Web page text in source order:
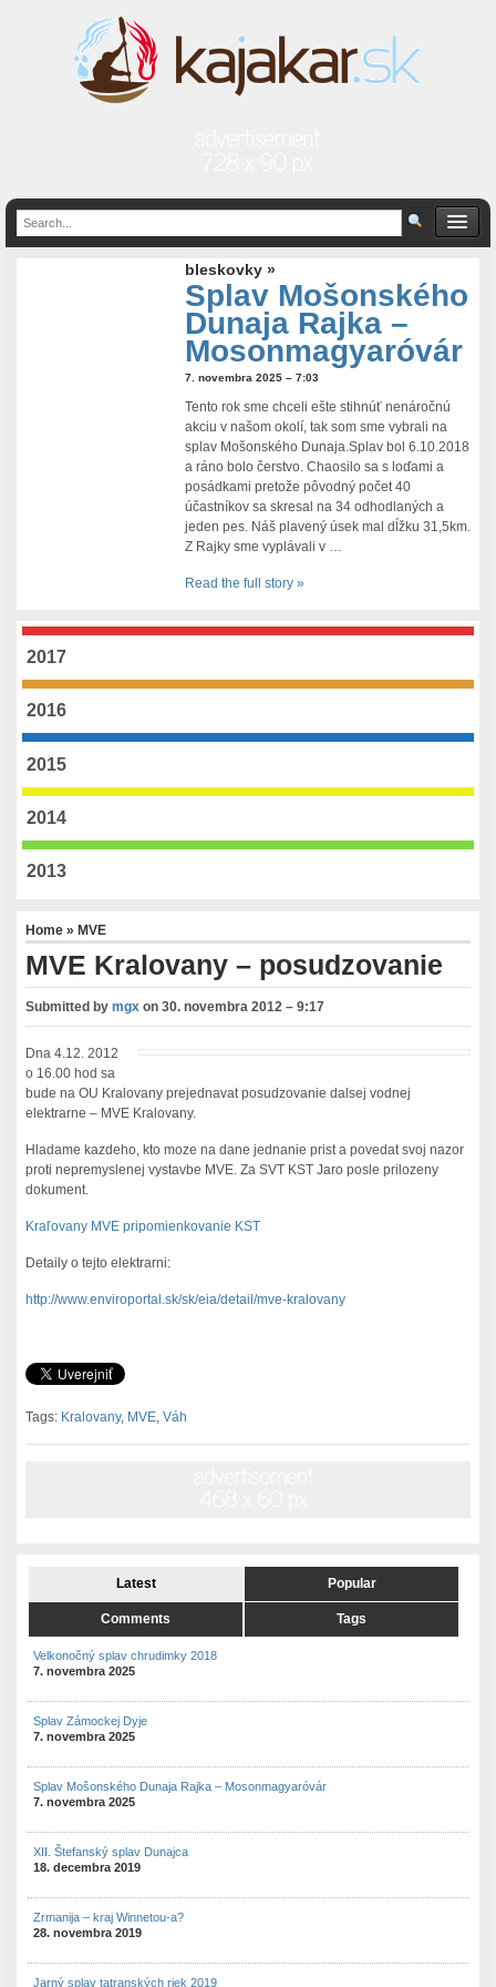
bleskovky »
Splav Mošonského
Dunaja Rajka –
Mosonmagyaróvár
7. novembra 2025 – 7:03
Tento rok sme chceli ešte stihnúť nenáročnú
akciu v našom okolí, tak som sme vybrali na
splav Mošonského Dunaja.Splav bol 6.10.2018
a ráno bolo čerstvo. Chaosilo sa s loďami a
posádkami pretože pôvodný počet 40
účastníkov sa skresal na 34 odhodlaných a
jeden pes. Náš plavený úsek mal dĺžku 31,5km.
Z Rajky sme vyplávali v …
Read the full story »
2017
2016
2015
2014
2013
Home» MVE
MVE Kralovany – posudzovanie
Submitted bymgx on30. novembra 2012 – 9:17
Dna 4.12. 2012
o 16.00 hod sa
bude na OU Kralovany prejednavat posudzovanie dalsej vodnej
elektrarne – MVE Kralovany.
Hladame kazdeho, kto moze na dane jednanie prist a povedat svoj nazor
proti nepremyslenej vystavbe MVE. Za SVT KST Jaro posle prilozeny
dokument.
Kraľovany MVE pripomienkovanie KST
Detaily o tejto elektrarni:
http://www.enviroportal.sk/sk/eia/detail/mve-kralovany
Tags: Kralovany, MVE ,Váh
Latest Popular
Comments Tags
Velkonočný splav chrudimky 2018
7. novembra 2025
Splav Zámockej Dyje
7. novembra 2025
Splav Mošonského Dunaja Rajka – Mosonmagyaróvár
7. novembra 2025
XII. Štefanský splav Dunajca
18. decembra 2019
Zrmanija – kraj Winnetou-a?
28. novembra 2019
Jarný splav tatranských riek 2019